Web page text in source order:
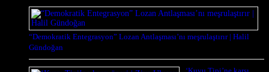
“Demokratik Entegrasyon” Lozan Antlaşması’nı meşrulaştırır | Halil
Gündoğan